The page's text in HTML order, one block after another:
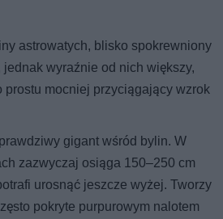
astrowatych, blisko spokrewniony
wyraźnie od nich większy,
prostu mocniej przyciągający wzrok
gigant wśród bylin. W
zazwyczaj osiąga 150–250 cm
urosnąć jeszcze wyżej. Tworzy
pokryte purpurowym nalotem